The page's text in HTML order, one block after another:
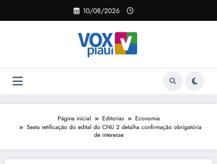
o
10/08/2026
Página inicial Editorias
Economia
Sexta retificação do edital do CNU 2 detalha confirmação obrigatória
de interesse